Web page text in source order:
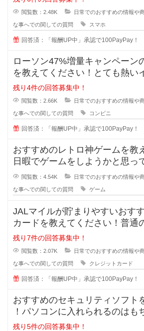
閲覧数：2.48K 日常でのおすすめの情報や
な事へでの関しての質問 スマホ
回答済：「報酬UP中」承認で100PayPay！
ローソン47%増量キャンペーン
を教えてください！とても熱い
価格は据え置きなので買ったけど
残り4件の回答募集中！
閲覧数：2.66K 日常でのおすすめの情報や
な事へでの関しての質問 コンビニ
回答済：「報酬UP中」承認で100PayPay！
おすすめのレトロ神ゲームを教
日暇でゲームをしようかと思っ
最近のゲームに魅力を感じませ
閲覧数：4.54K 日常でのおすすめの情報や
な事へでの関しての質問 ゲーム
JALマイルが貯まりやすいおす
カードを教えてください！普通
元率が0.5%でとても低く
残り7件の回答募集中！
閲覧数：2.07K 日常でのおすすめの情報や
な事へでの関しての質問 クレジットカード
回答済：「報酬UP中」承認で100PayPay！
おすすめのセキュリティソフト
！パソコンに入れられるのはも
も入れられるセキュリティソフ
残り5件の回答募集中！